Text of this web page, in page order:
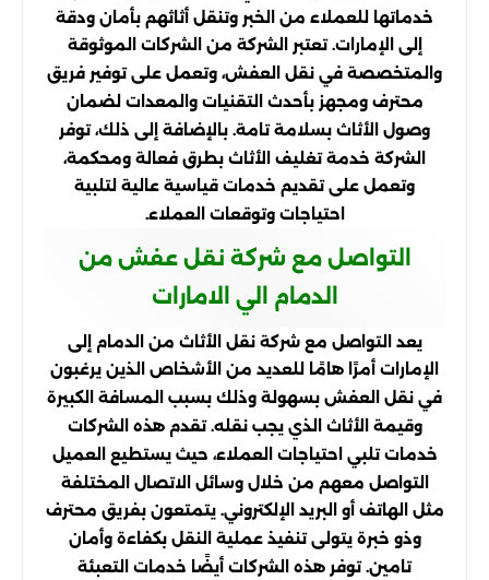
خدماتها للعملاء من الخبر وتنقل أثاثهم بأمان ودقة
إلى الإمارات. تعتبر الشركة من الشركات الموثوقة
والمتخصصة في نقل العفش، وتعمل على توفير فريق
محترف ومجهز بأحدث التقنيات والمعدات لضمان
وصول الأثاث بسلامة تامة. بالإضافة إلى ذلك، توفر
الشركة خدمة تغليف الأثاث بطرق فعالة ومحكمة،
وتعمل على تقديم خدمات قياسية عالية لتلبية
احتياجات وتوقعات العملاء.
التواصل مع شركة نقل عفش من
الدمام الي الامارات
يعد التواصل مع شركة نقل الأثاث من الدمام إلى
الإمارات أمرًا هامًا للعديد من الأشخاص الذين يرغبون
في نقل العفش بسهولة وذلك بسبب المسافة الكبيرة
وقيمة الأثاث الذي يجب نقله. تقدم هذه الشركات
خدمات تلبي احتياجات العملاء، حيث يستطيع العميل
التواصل معهم من خلال وسائل الاتصال المختلفة
مثل الهاتف أو البريد الإلكتروني. يتمتعون بفريق محترف
وذو خبرة يتولى تنفيذ عملية النقل بكفاءة وأمان
تامين. توفر هذه الشركات أيضًا خدمات التعبئة